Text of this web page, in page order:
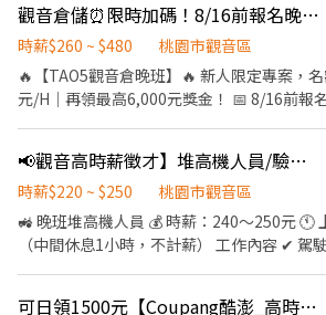
薪55440起 ✅夜班20:00～8:00 時薪300 均薪63960起 ✔月
班約67572起，夜班薪77912起 ✔月休六天:日
薪91864起 ✔計算參考:日班若休假日加班:約
加班:約6976(天) 【休息時間】 休息:上下午各一次,每次20分鐘 (視
單位安排) 用餐上下午各一次,每次40分鐘 (視單位安
利】 福利制度 ✓年終獎金近三年(2024-
✓三節、生日禮券 ✓介紹獎金 ✓績效獎金 ✓員
找康彼斯Rock】✨ ✅【線上投遞履歷，將立即與您聯絡】 ☑️【請電
洽☎ 0930891317，找Rock面試】 ✅【賴】@829pxjne【請留下
姓名✚電話✚職缺名稱】
觀音倉儲⏰限時加碼！8/16前報名晚班享時薪+20元＋最高6,000元/酷5MH
時薪$260 ~ $480
桃園市觀音區
🔥【TAO5觀音倉晚班】🔥 新人限定專案，
元/H｜再領最高6,000元獎金！ 📅 8/16前報
二個月出勤率85%以上，再領3,000元 ✔ 每
到、早退、曠職 ✔ 上下班記得完成打卡 📩 想
即應徵！名額有限，額滿為止！ 📅8/16前
專案 📍 工作地點：桃園市觀音區寶倉街 🛠 工作內容 理貨：檢貨、
240元 另有堆高機津貼 20元 （需通過訓練） 📅 休假制度 排休制，
📢觀音高時薪徵才】堆高機人員/驗收員
時薪$220 ~ $250
桃園市觀音區
🚜 晚班堆高機人員 💰 時薪：240～250元 🕚 上班時間 23:00－08:00
（中間休息1小時，不計薪） 工作內容 ✔ 駕駛堆高機搬運貨物 ✔ 將
可日領1500元【Coupang酷澎_高時薪240UP】錄取率高高/週日領/報到獎金-ZO